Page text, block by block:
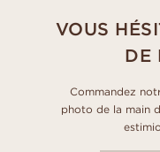
VOUS
DE
Commandez
photo de la main